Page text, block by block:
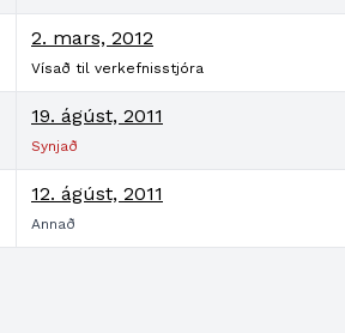
2. mars, 2012
Vísað til verkefnisstjóra
19. ágúst, 2011
Synjað
12. ágúst, 2011
Annað